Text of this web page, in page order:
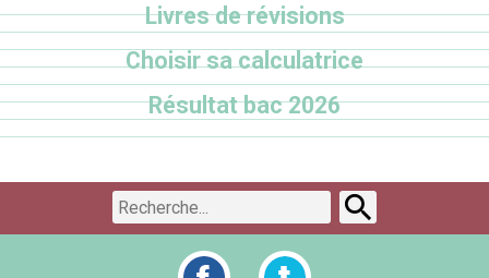
Livres de révisions
Choisir sa calculatrice
Résultat bac 2026